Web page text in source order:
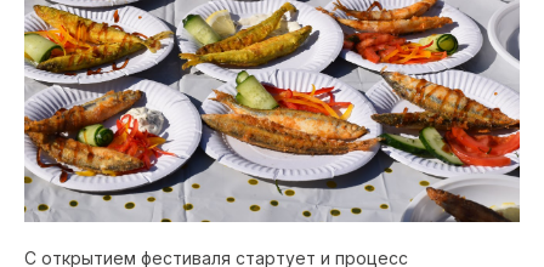
С открытием фестиваля стартует и процесс